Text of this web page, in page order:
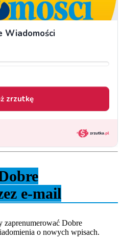
e-mail
zaprenumerować Dobre
o nowych wpisach.